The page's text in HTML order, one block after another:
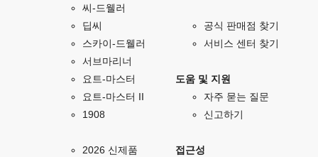
씨-드웰러
딥씨
스카이-드웰러
서브마리너
요트-마스터
요트-마스터 II
1908
2026 신제품
공식 판매점 찾기
서비스 센터 찾기
도움 및 지원
자주 묻는 질문
신고하기
접근성